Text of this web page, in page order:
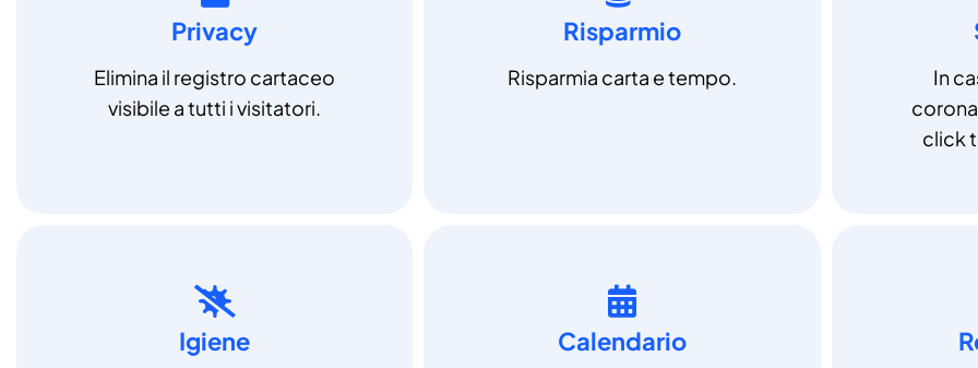
Privacy
Elimina il registro cartaceo
visibile a tutti i visitatori.
Risparmio
Risparmia carta e tempo.
In
click
Igiene Calendario